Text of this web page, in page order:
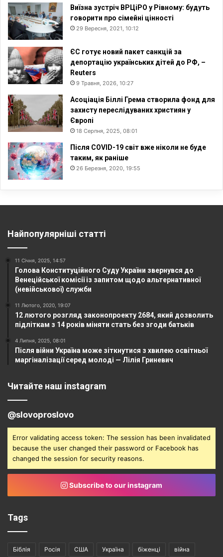
Виїзна зустріч ВРЦіРО у Рівному: будуть
говорити про сімейні цінності
29 Вересня, 2021, 10:12
ЄС готує новий пакет санкцій за
депортацію українських дітей до РФ, –
Reuters
9 Травня, 2026, 10:27
Асоціація Біллі Грема створила фонд для
захисту переслідуваних християн у
Європі
18 Серпня, 2025, 08:01
Після COVID-19 світ вже ніколи не буде
таким, як раніше
26 Березня, 2020, 19:55
Найпопулярніші статті
11 Січня, 2025, 14:57
Голова Конституційного Суду України звернувся до
Венеційської комісії із запитом щодо альтернативної
(невійськової) служби
11 Лютого, 2020, 19:07
12 лютого розгляд законопроекту 2684, який дозволить
підліткам з 14 років міняти стать без згоди батьків
4 Липня, 2025, 08:01
Після війни Україна може зіткнутися з хвилею освітньої
маргіналізації серед молоді — Лілія Гриневич
Читайте наш instagram
@slovoproslovo
Error validating access token: The session has been invalidated
because the user changed their password or Facebook has
changed the session for security reasons.
Subscribe to our instagram
Tags
Біблія Росія США Україна біженці війна